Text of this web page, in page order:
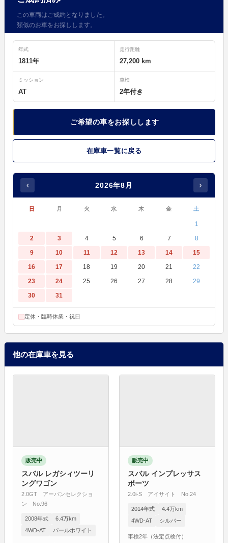
この車両はご成約となりました。
類似のお車をお探しします。
年式
1811年
走行距離
27,200 km
ミッション
AT
車検
2年付き
ご希望の車をお探しします
在庫車一覧に戻る
‹ 2026年8月 ›
日 月 火 水 木 金 土
1
2
3 4 5 6 7
8
9
10 11 12 13 14
15
16
17 18 19 20 21
22
23
24 25 26 27 28
29
30
31
定休・臨時休業・祝日
他の在庫車を見る
販売中
スバル レガシィツーリ
ングワゴン
2.0GT アーバンセレクショ
ン No.96
2008年式
6.4万km
4WD-AT
パールホワイト
販売中
スバル インプレッサス
ポーツ
2.0i-S アイサイト No.24
2014年式
4.4万km
4WD-AT
シルバー
車検2年（法定点検付）